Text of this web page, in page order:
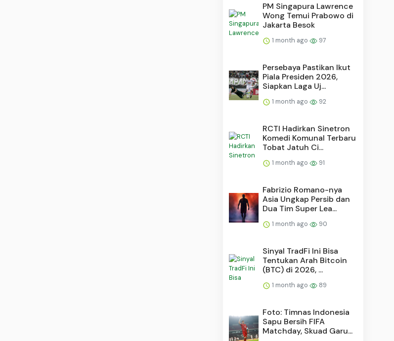
PM Singapura Lawrence
Wong Temui Prabowo di
Jakarta Besok
1 month ago 97
Persebaya Pastikan Ikut
Piala Presiden 2026,
Siapkan Laga Uj...
1 month ago 92
RCTI Hadirkan Sinetron
Komedi Komunal Terbaru
Tobat Jatuh Ci...
1 month ago 91
Fabrizio Romano-nya
Asia Ungkap Persib dan
Dua Tim Super Lea...
1 month ago 90
Sinyal TradFi Ini Bisa
Tentukan Arah Bitcoin
(BTC) di 2026, ...
1 month ago 89
Foto: Timnas Indonesia
Sapu Bersih FIFA
Matchday, Skuad Garu...